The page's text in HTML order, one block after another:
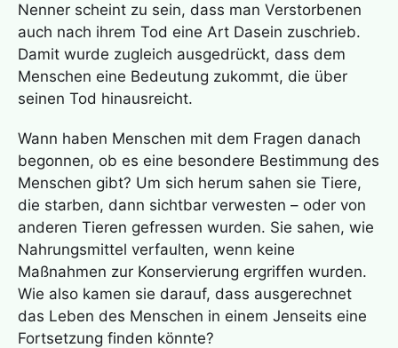
Nenner scheint zu sein, dass man Verstorbenen
auch nach ihrem Tod eine Art Dasein zuschrieb.
Damit wurde zugleich ausgedrückt, dass dem
Menschen eine Bedeutung zukommt, die über
seinen Tod hinausreicht.
Wann haben Menschen mit dem Fragen danach
begonnen, ob es eine besondere Bestimmung des
Menschen gibt? Um sich herum sahen sie Tiere,
die starben, dann sichtbar verwesten – oder von
anderen Tieren gefressen wurden. Sie sahen, wie
Nahrungsmittel verfaulten, wenn keine
Maßnahmen zur Konservierung ergriffen wurden.
Wie also kamen sie darauf, dass ausgerechnet
das Leben des Menschen in einem Jenseits eine
Fortsetzung finden könnte?